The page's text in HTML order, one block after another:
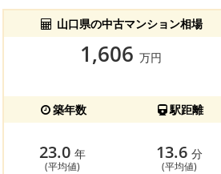
山口県の中古マンション相場
1,606 万円
築年数 駅距離
23.0 年
(平均値)
13.6 分
(平均値)